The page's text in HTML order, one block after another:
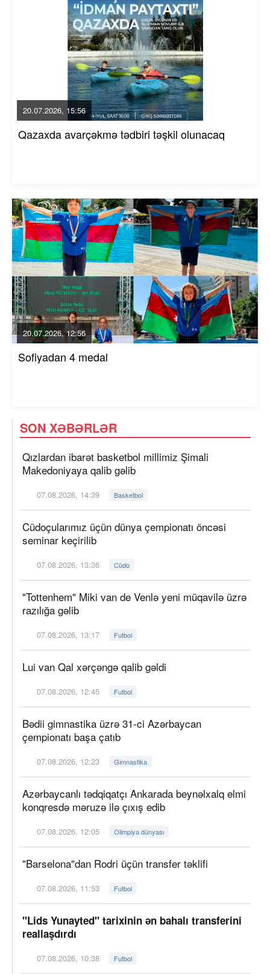
20.07.2026, 15:56
Qazaxda avarçəkmə tədbiri təşkil olunacaq
20.07.2026, 12:56
Sofiyadan 4 medal
SON XƏBƏRLƏR
Qızlardan ibarət basketbol millimiz Şimali
Makedoniyaya qalib gəlib
07.08.2026, 14:39 Basketbol
Cüdoçularımız üçün dünya çempionatı öncəsi
seminar keçirilib
07.08.2026, 13:36 Cüdo
"Tottenhem" Miki van de Venlə yeni müqavilə üzrə
razılığa gəlib
07.08.2026, 13:17 Futbol
Lui van Qal xərçəngə qalib gəldi
07.08.2026, 12:45 Futbol
Bədii gimnastika üzrə 31-ci Azərbaycan
çempionatı başa çatıb
07.08.2026, 12:23 Gimnastika
Azərbaycanlı tədqiqatçı Ankarada beynəlxalq elmi
konqresdə məruzə ilə çıxış edib
07.08.2026, 12:05 Olimpiya dünyası
"Barselona"dan Rodri üçün transfer təklifi
07.08.2026, 11:53 Futbol
"Lids Yunayted" tarixinin ən bahalı transferini
reallaşdırdı
07.08.2026, 10:38 Futbol